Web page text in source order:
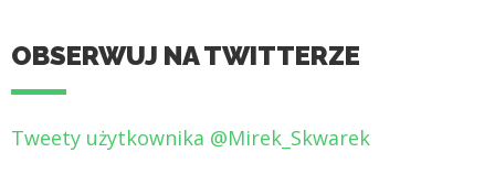
OBSERWUJ NA TWITTERZE
Tweety użytkownika @Mirek_Skwarek